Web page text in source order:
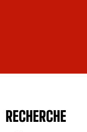
RECHERCHE